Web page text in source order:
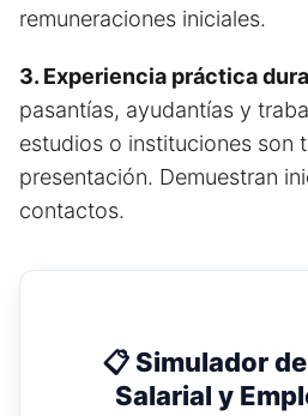
remuneraciones iniciales.
3. Experiencia práctica
pasantías, ayudantías y
estudios o instituciones son
presentación. Demuestran
contactos.
📋 Simulador
Salarial y